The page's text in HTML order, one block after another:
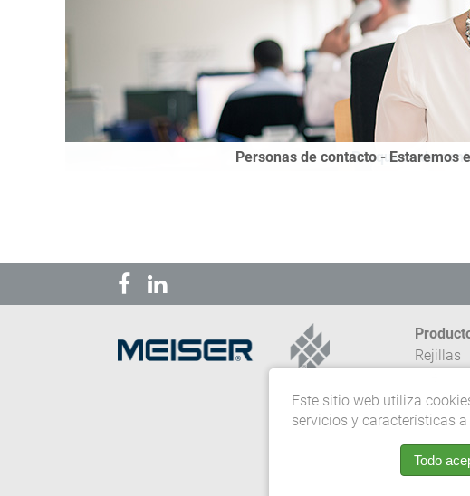
Búsqueda de
Personas de contacto - Estaremos
Rejillas
Este sitio web utiliza
servicios y características
Todo